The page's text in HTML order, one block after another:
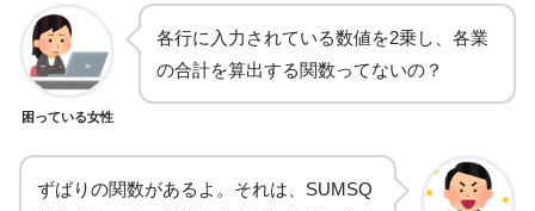
困っている女性
各行に入力されている数値を2乗し、各業
の合計を算出する関数ってないの？
ずばりの関数があるよ。それは、SUMSQ